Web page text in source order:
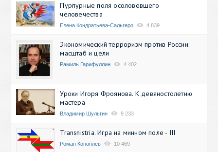
Пурпурные поля осоловевшего
человечества
Елена Кондратьева-Сальгеро 4 839
Экономический терроризм против России:
масштаб и цели
Рамиль Гарифуллин 4 402
Уроки Игоря Фроянова. К девяностолетию
мастера
Владимир Шульгин 9 233
Transnistria. Игра на минном поле - III
Роман Коноплев 10 469